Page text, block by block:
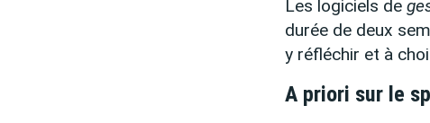
Les logiciels de
durée de deux
y réfléchir et à
A priori sur le